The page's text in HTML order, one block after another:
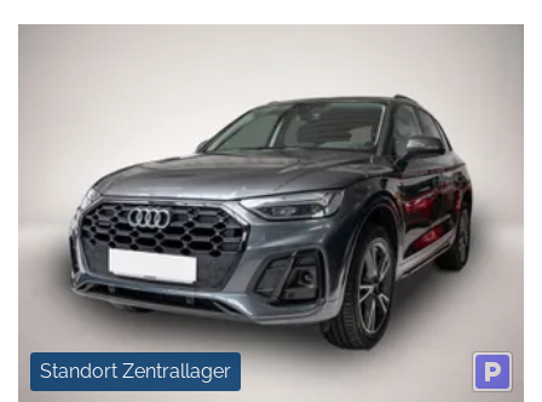
Standort Zentrallager